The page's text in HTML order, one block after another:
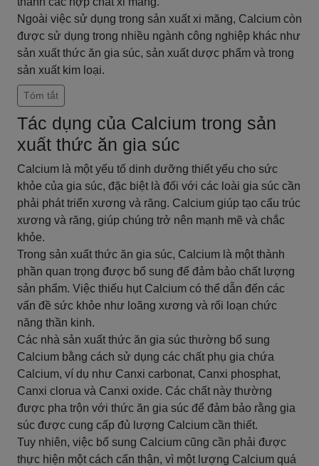
Ngoài việc sử dụng trong sản xuất xi măng, Calcium còn
được sử dụng trong nhiều ngành công nghiệp khác như
sản xuất thức ăn gia súc, sản xuất dược phẩm và trong
sản xuất kim loại.
Tóm tắt
Tác dụng của Calcium trong sản
xuất thức ăn gia súc
Calcium là một yếu tố dinh dưỡng thiết yếu cho sức
khỏe của gia súc, đặc biệt là đối với các loài gia súc cần
phải phát triển xương và răng. Calcium giúp tạo cấu trúc
xương và răng, giúp chúng trở nên mạnh mẽ và chắc
khỏe.
Trong sản xuất thức ăn gia súc, Calcium là một thành
phần quan trọng được bổ sung để đảm bảo chất lượng
sản phẩm. Việc thiếu hụt Calcium có thể dẫn đến các
vấn đề sức khỏe như loãng xương và rối loạn chức
năng thần kinh.
Các nhà sản xuất thức ăn gia súc thường bổ sung
Calcium bằng cách sử dụng các chất phụ gia chứa
Calcium, ví dụ như Canxi carbonat, Canxi phosphat,
Canxi clorua và Canxi oxide. Các chất này thường
được pha trộn với thức ăn gia súc để đảm bảo rằng gia
súc được cung cấp đủ lượng Calcium cần thiết.
Tuy nhiên, việc bổ sung Calcium cũng cần phải được
thực hiện một cách cẩn thận, vì một lượng Calcium quá